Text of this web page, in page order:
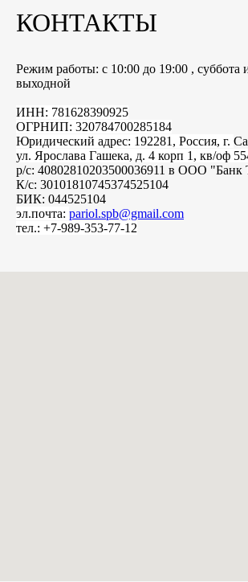
КОНТАКТЫ
Режим работы: с 10:00 до 19:00 , суббота
выходной
ИНН: 781628390925
ОГРНИП: 320784700285184
Юридический адрес: 192281, Россия, г.
ул. Ярослава Гашека, д. 4 корп 1, кв/оф
р/с: 40802810203500036911 в ООО "Банк
К/с: 30101810745374525104
БИК: 044525104
эл.почта: pariol.spb@gmail.com
тел.: +7-989-353-77-12